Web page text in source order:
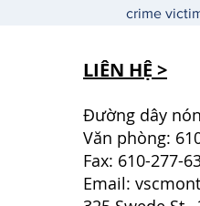
crime
LIÊN HỆ >
Đường dây
Văn phòng:
Fax: 610-277-
Email: